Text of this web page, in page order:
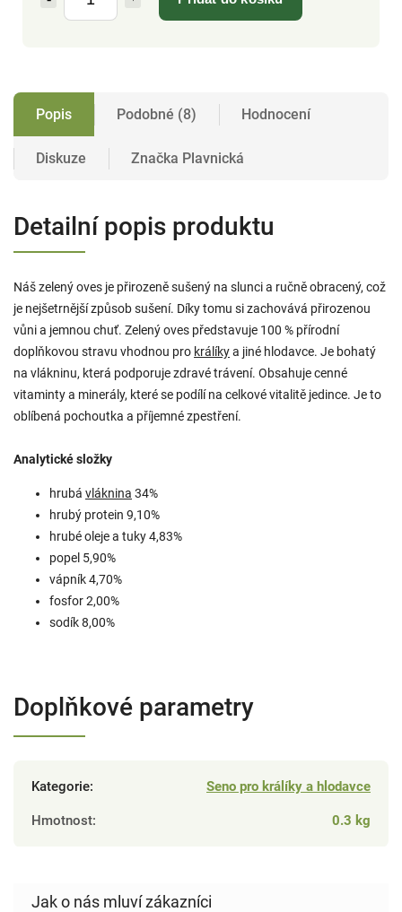
Popis Podobné (8) Hodnocení
Diskuze Značka Plavnická
Detailní popis produktu
Náš zelený oves je přirozeně sušený na slunci a ručně obracený, což
je nejšetrnější způsob sušení. Díky tomu si zachovává přirozenou
vůni a jemnou chuť. Zelený oves představuje 100 % přírodní
doplňkovou stravu vhodnou pro králíkya jiné hlodavce. Je bohatý
na vlákninu, která podporuje zdravé trávení. Obsahuje cenné
vitaminty a minerály, které se podílí na celkové vitalitě jedince. Je to
oblíbená pochoutka a příjemné zpestření.
Analytické složky
hrubá vláknina 34%
hrubý protein 9,10%
hrubé oleje a tuky 4,83%
popel 5,90%
vápník 4,70%
fosfor 2,00%
sodík 8,00%
Doplňkové parametry
Kategorie: Seno pro králíky a hlodavce
Hmotnost: 0.3 kg